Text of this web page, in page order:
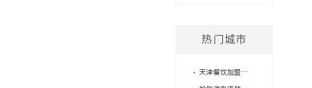
热门城市
天津餐饮加盟店，2个人就能经营？